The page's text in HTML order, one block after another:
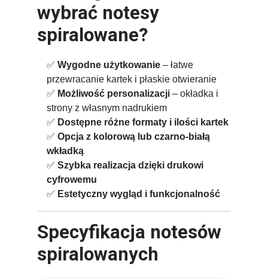
wybrać notesy
spiralowane?
✅ Wygodne użytkowanie – łatwe
przewracanie kartek i płaskie otwieranie
✅ Możliwość personalizacji – okładka i
strony z własnym nadrukiem
✅ Dostępne różne formaty i ilości kartek
✅ Opcja z kolorową lub czarno-białą
wkładką
✅ Szybka realizacja dzięki drukowi
cyfrowemu
✅ Estetyczny wygląd i funkcjonalność
Specyfikacja notesów
spiralowanych